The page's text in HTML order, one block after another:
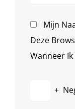
Mijn
Deze
Wanneer Ik
+